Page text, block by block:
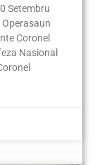
Setembru
Coronel
Nasional